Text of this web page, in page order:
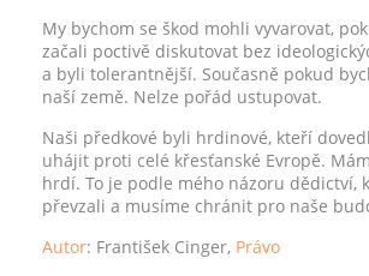
My bychom se škod mohli vyvarovat,
začali poctivě diskutovat bez
a byli tolerantnější. Současně pokud
naší země. Nelze pořád ustupovat.
Naši předkové byli hrdinové, kteří
uhájit proti celé křesťanské Evropě.
hrdí. To je podle mého názoru dědictví,
převzali a musíme chránit pro naše
Autor: František Cinger, Právo